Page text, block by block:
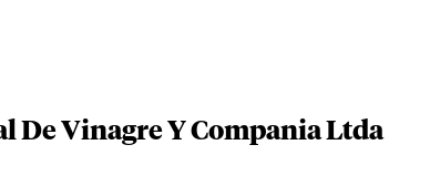
De Vinagre Y Compania Ltda